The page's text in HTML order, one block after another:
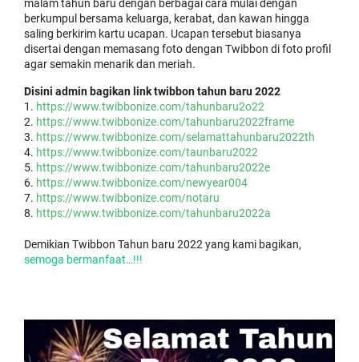
malam tahun baru dengan berbagai cara mulai dengan
berkumpul bersama keluarga, kerabat, dan kawan hingga
saling berkirim kartu ucapan. Ucapan tersebut biasanya
disertai dengan memasang foto dengan Twibbon di foto profil
agar semakin menarik dan meriah.
Disini admin bagikan link twibbon tahun baru 2022
https://www.twibbonize.com/tahunbaru2o22
https://www.twibbonize.com/tahunbaru2022frame
https://www.twibbonize.com/selamattahunbaru2022th
https://www.twibbonize.com/taunbaru2022
https://www.twibbonize.com/tahunbaru2022e
https://www.twibbonize.com/newyear004
https://www.twibbonize.com/notaru
https://www.twibbonize.com/tahunbaru2022a
Demikian Twibbon Tahun baru 2022 yang kami bagikan,
semoga bermanfaat…!!!